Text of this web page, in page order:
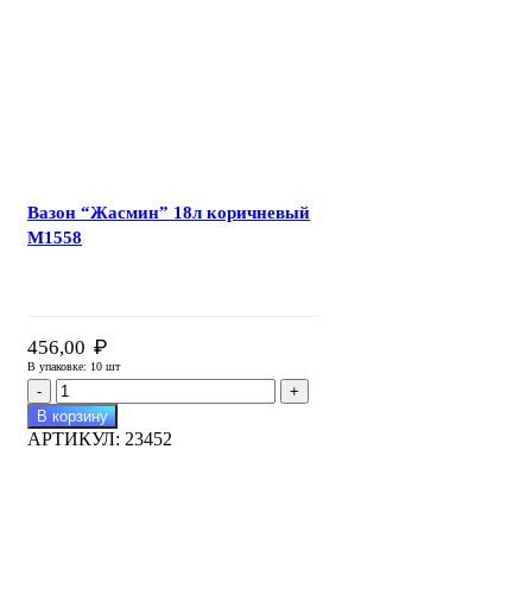
Вазон “Жасмин” 18л коричневый
М1558
456,00 ₽
В упаковке: 10 шт
Количество
товара
Вазон
"Жасмин"
В корзину
АРТИКУЛ: 23452